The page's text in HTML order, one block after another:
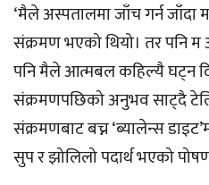
‘मैले अस्पतालमा जाँच गर्न जाँदा
संक्रमण भएको थियो। तर पनि म
पनि मैले आत्मबल कहिल्यै घट्न
संक्रमणपछिको अनुभव साट्दै
संक्रमणबाट बच्न ‘ब्यालेन्स
सुप र झोलिलो पदार्थ भएको